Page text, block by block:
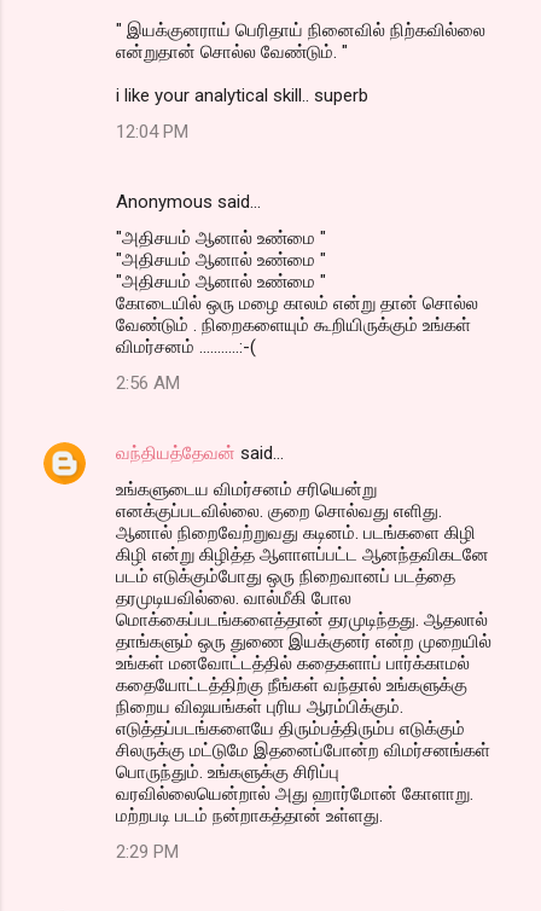
" இயக்குனராய் பெரிதாய் நினைவில் நிற்கவில்லை
என்றுதான் சொல்ல வேண்டும். "
i like your analytical skill.. superb
12:04 PM
Anonymous said…
"அதிசயம் ஆனால் உண்மை "
"அதிசயம் ஆனால் உண்மை "
"அதிசயம் ஆனால் உண்மை "
கோடையில் ஒரு மழை காலம் என்று தான் சொல்ல
வேண்டும் . நிறைகளையும் கூறியிருக்கும் உங்கள்
விமர்சனம் ...........:-(
2:56 AM
வந்தியத்தேவன் said…
உங்களுடைய விமர்சனம் சரியென்று
எனக்குப்படவில்லை. குறை சொல்வது எளிது.
ஆனால் நிறைவேற்றுவது கடினம். படங்களை கிழி
கிழி என்று கிழித்த ஆளாளப்பட்ட ஆனந்தவிகடனே
படம் எடுக்கும்போது ஒரு நிறைவானப் படத்தை
தரமுடியவில்லை. வால்மீகி போல
மொக்கைப்படங்களைத்தான் தரமுடிந்தது. ஆதலால்
தாங்களும் ஒரு துணை இயக்குனர் என்ற முறையில்
உங்கள் மனவோட்டத்தில் கதைகளாப் பார்க்காமல்
கதையோட்டத்திற்கு நீங்கள் வந்தால் உங்களுக்கு
நிறைய விஷயங்கள் புரிய ஆரம்பிக்கும்.
எடுத்தப்படங்களையே திரும்பத்திரும்ப எடுக்கும்
சிலருக்கு மட்டுமே இதனைப்போன்ற விமர்சனங்கள்
பொருந்தும். உங்களுக்கு சிரிப்பு
வரவில்லையென்றால் அது ஹார்மோன் கோளாறு.
மற்றபடி படம் நன்றாகத்தான் உள்ளது.
2:29 PM